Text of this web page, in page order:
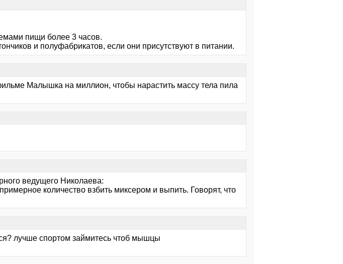
пищи более 3 часов.
и полуфабрикатов, если они присутствуют в питании.
Малышка на миллион, чтобы нарастить массу тела пила
ведущего Николаева:
количество взбить миксером и выпить. Говорят, что
лучше спортом займитесь чтоб мышцы